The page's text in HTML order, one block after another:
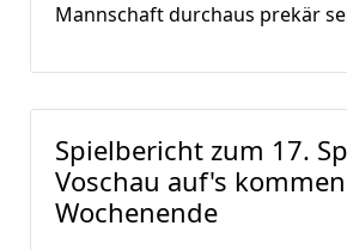
Mannschaft durchaus prekär
Spielbericht zum 17.
Voschau auf's
Wochenende